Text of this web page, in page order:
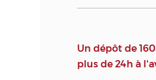
Un dépôt de
plus de 24h à